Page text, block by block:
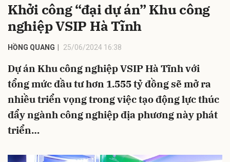
Khởi công “đại dự án” Khu công
nghiệp VSIP Hà Tĩnh
HỒNG QUANG 25/06/2024 16:38
Dự án Khu công nghiệp VSIP Hà Tĩnh với
tổng mức đầu tư hơn 1.555 tỷ đồng sẽ mở ra
nhiều triển vọng trong việc tạo động lực thúc
đẩy ngành công nghiệp địa phương này phát
triển…
Hủy